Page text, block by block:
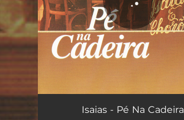
Sofres Porque Queres
Isaias - Pé Na Cadeira